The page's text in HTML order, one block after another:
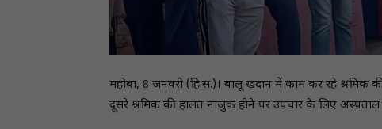
महोबा, 8 जनवरी (हि.स.)। बालू खदान में काम कर रहे श्रमिक
दूसरे श्रमिक की हालत नाजुक होने पर उपचार के लिए अस्पताल